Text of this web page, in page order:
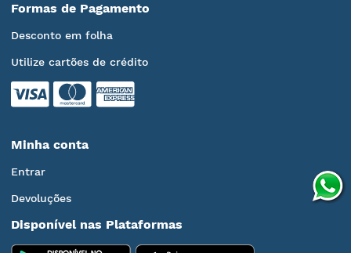
Formas de Pagamento
Desconto em folha
Utilize cartões de crédito
Minha conta
Entrar
Devoluções
Disponível nas Plataformas